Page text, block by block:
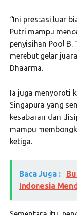
“Ini prestasi luar
Putri mampu
penyisihan Pool B.
merebut gelar
Dhaarma.
Ia juga menyoroti
Singapura yang
kesabaran dan
mampu
ketiga.
Baca Juga :
Indonesia